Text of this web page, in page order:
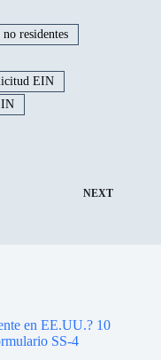
residentes
EIN
NEXT
en EE.UU.? 10
SS-4